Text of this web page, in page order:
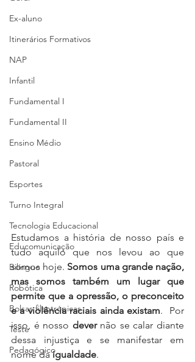
Ex-aluno
Itinerários Formativos
NAP
Infantil
Fundamental I
Fundamental II
Ensino Médio
Pastoral
Esportes
Turno Integral
Tecnologia Educacional
Educomunicação
Bilíngue
Robótica
Bolsas filantrópicas
Teste
Pedagógico
Estudamos a história de nosso país e
tudo aquilo que nos levou ao que
somos hoje. Somos uma grande nação,
mas somos também um lugar que
permite que a opressão, o preconceito
e a violência raciais ainda existam.  Por
isso, é nosso dever não se calar diante
dessa injustiça e se manifestar em
nome da igualdade.